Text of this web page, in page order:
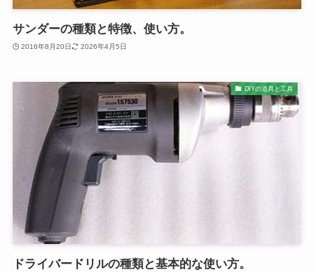
サンダーの種類と特徴、使い方。
2016年8月20日 2026年4月5日
DIYの道具と工具
ドライバードリルの種類と基本的な使い方。